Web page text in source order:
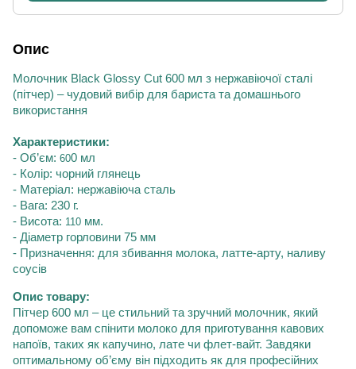
Опис
Молочник Black Glossy Cut 600 мл з нержавіючої сталі
(пітчер) –чудовий вибір для бариста та домашнього
використання
Характеристики:
- Об’єм: 600 мл
- Колір: чорний глянець
- Матеріал: нержавіюча сталь
- Вага: 230 г.
- Висота: 110 мм.
- Діаметр горловини 75 мм
- Призначення: для збивання молока, латте-арту, наливу
соусів
Опис товару:
Пітчер 600 мл – це стильний та зручний молочник, який
допоможе вам спінити молоко для приготування кавових
напоїв, таких як капучино, лате чи флет-вайт. Завдяки
оптимальному об’єму він підходить як для професійних